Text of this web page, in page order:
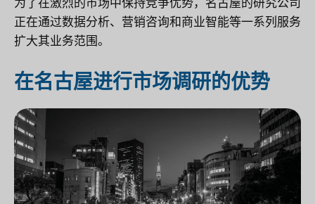
为了在激烈的市场中保持竞争优势，名古屋的研究公司
正在通过数据分析、营销咨询和商业智能等一系列服务
扩大其业务范围。
在名古屋进行市场调研的优势